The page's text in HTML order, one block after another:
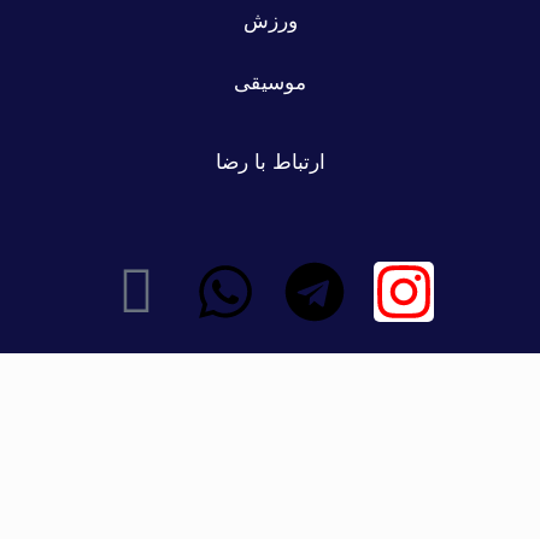
ورزش
موسیقی
ارتباط با رضا